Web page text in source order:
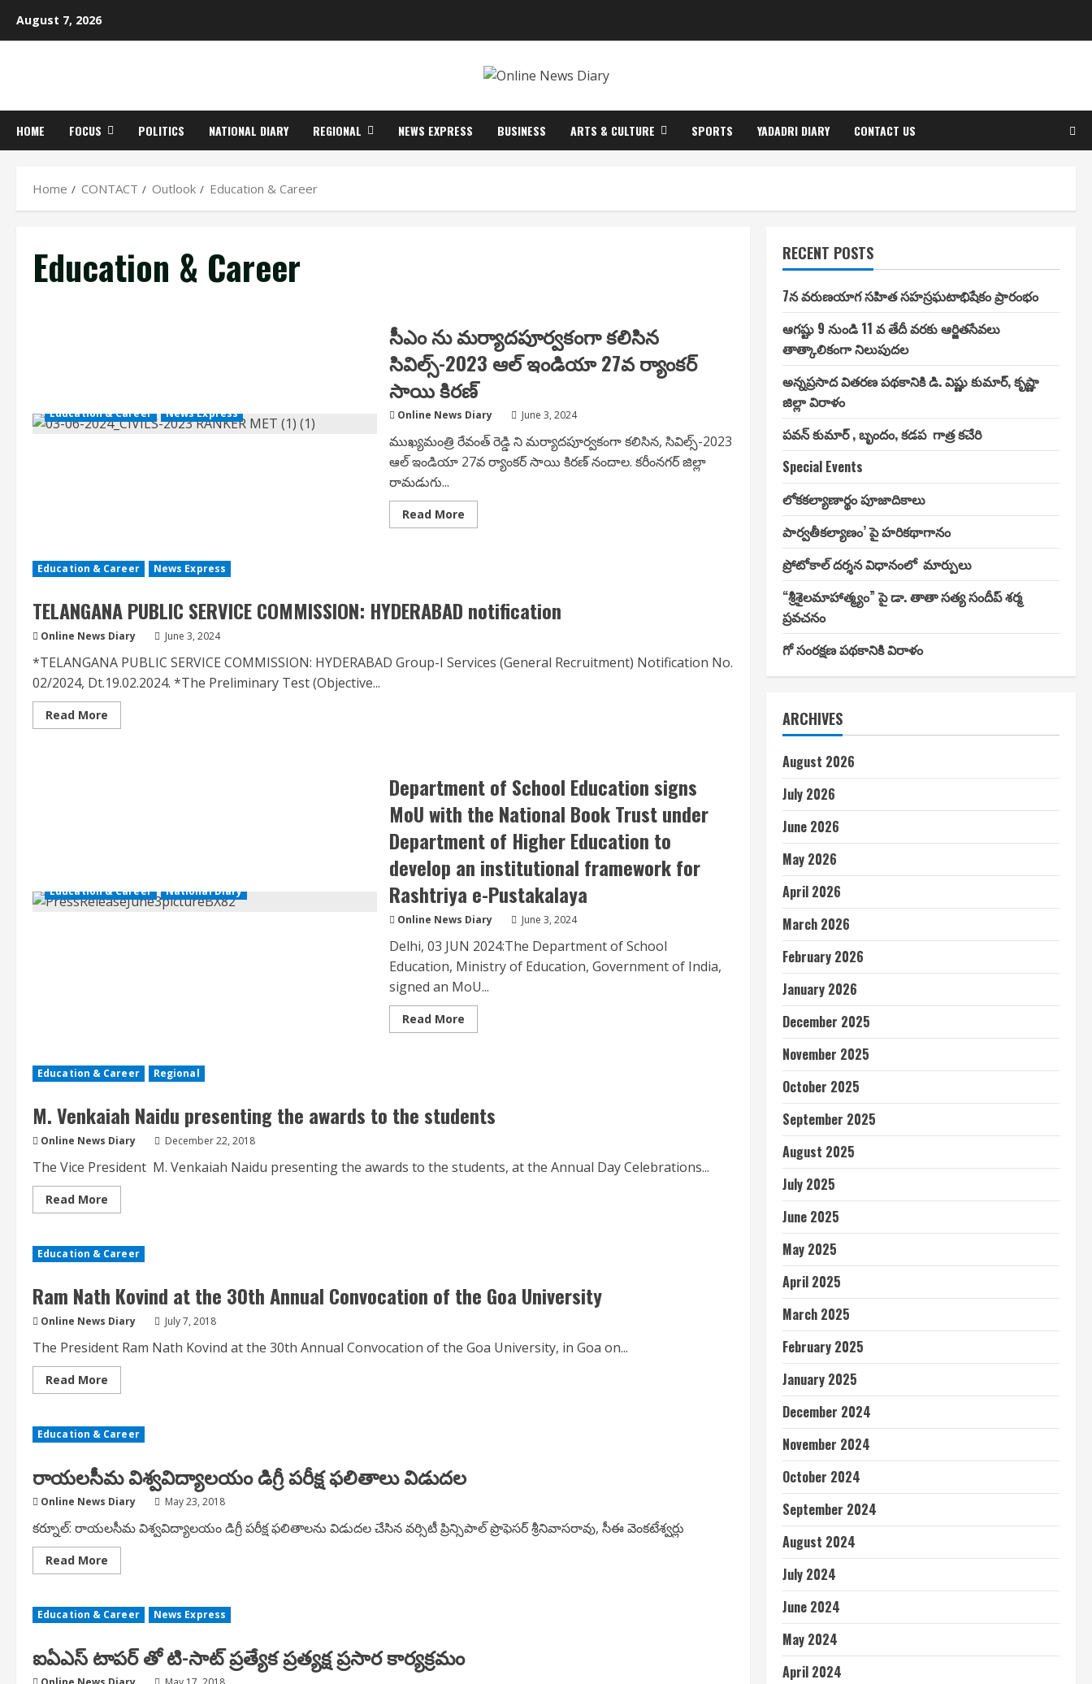
August 7, 2026
HOME FOCUS POLITICS NATIONAL DIARY REGIONAL NEWS EXPRESS BUSINESS ARTS & CULTURE SPORTS YADADRI DIARY CONTACT US
Home CONTACT Outlook Education & Career
Education & Career
Education & Career News Express
సీఎం ను మర్యాదపూర్వకంగా కలిసిన
సివిల్స్-2023 ఆల్ ఇండియా 27వ ర్యాంకర్
సాయి కిరణ్
Online News Diary June 3, 2024
ముఖ్యమంత్రి రేవంత్ రెడ్డి ని మర్యాదపూర్వకంగా కలిసిన, సివిల్స్-2023
ఆల్ ఇండియా 27వ ర్యాంకర్ సాయి కిరణ్ నందాల. కరీంనగర్ జిల్లా
రామడుగు...
Read MoreRead
more
ఆల్
ఇండియా
కిరణ్
Education & Career News Express
TELANGANA PUBLIC SERVICE COMMISSION: HYDERABAD notification
Online News Diary June 3, 2024
*TELANGANA PUBLIC SERVICE COMMISSION: HYDERABAD Group-I Services (General Recruitment) Notification No.
02/2024, Dt.19.02.2024. *The Preliminary Test (Objective...
Read More
more
Education & Career National Diary
Department of School Education signs
MoU with the National Book Trust under
Department of Higher Education to
develop an institutional framework for
Rashtriya e-Pustakalaya
Online News Diary June 3, 2024
Delhi, 03 JUN 2024:The Department of School
Education, Ministry of Education, Government of India,
signed an MoU...
Read MoreRead
more
MoU
with
Trust
for
Rashtriya
Education & Career Regional
M. Venkaiah Naidu presenting the awards to the students
Online News Diary December 22, 2018
The Vice President M. Venkaiah Naidu presenting the awards to the students, at the Annual Day Celebrations...
Read More
more
Venkaiah
Naidu
presenting
awards
to
students
Education & Career
Ram Nath Kovind at the 30th Annual Convocation of the Goa University
Online News Diary July 7, 2018
The President Ram Nath Kovind at the 30th Annual Convocation of the Goa University, in Goa on...
Read More
more
Nath
Kovind
at
30th
Annual
Convocation
of
Goa
University
Education & Career
రాయలసీమ విశ్వవిద్యాలయం డిగ్రీ పరీక్ష ఫలితాలు విడుదల
Online News Diary May 23, 2018
కర్నూల్: రాయలసీమ విశ్వవిద్యాలయం డిగ్రీ పరీక్ష ఫలితాలను విడుదల చేసిన వర్సిటీ ప్రిన్సిపాల్ ప్రొఫెసర్ శ్రీనివాసరావు, సీఈ వెంకటేశ్వర్లు
Read More
more
విశ్వవిద్యాలయం
డిగ్రీ
పరీక్ష
విడుదల
Education & Career News Express
ఐఏఎస్ టాపర్ తో టి-సాట్ ప్రత్యేక ప్రత్యక్ష ప్రసార కార్యక్రమం
RECENT POSTS
7న వరుణయాగ సహిత సహస్రఘటాభిషేకం ప్రారంభం
ఆగష్టు 9 నుండి 11 వ తేదీ వరకు ఆర్జితసేవలు
తాత్కాలికంగా నిలుపుదల
అన్నప్రసాద వితరణ పథకానికి డి. విష్ణు కుమార్, కృష్ణా
జిల్లా విరాళం
పవన్ కుమార్ , బృందం, కడప గాత్ర కచేరి
Special Events
లోకకల్యాణార్థం పూజాదికాలు
పార్వతీకల్యాణం’ పై హరికథాగానం
ప్రోటోకాల్ దర్శన విధానంలో మార్పులు
“శ్రీశైలమాహాత్మ్యం” పై డా. తాతా సత్య సందీప్ శర్మ
ప్రవచనం
గో సంరక్షణ పథకానికి విరాళం
ARCHIVES
August 2026
July 2026
June 2026
May 2026
April 2026
March 2026
February 2026
January 2026
December 2025
November 2025
October 2025
September 2025
August 2025
July 2025
June 2025
May 2025
April 2025
March 2025
February 2025
January 2025
December 2024
November 2024
October 2024
September 2024
August 2024
July 2024
June 2024
May 2024
April 2024